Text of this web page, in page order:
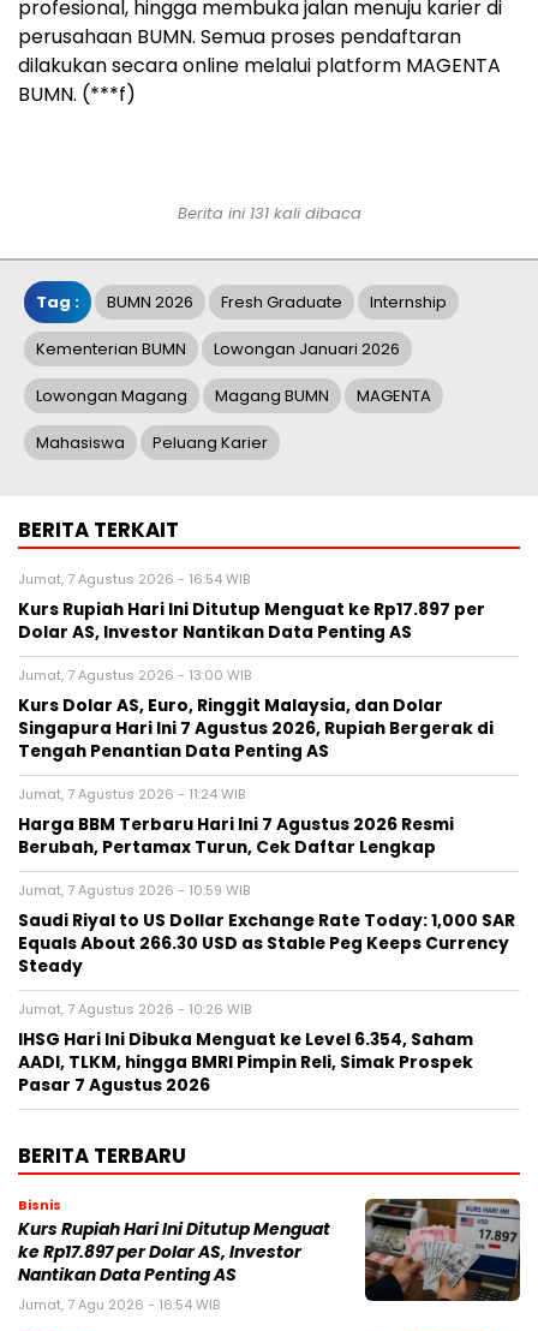
profesional, hingga membuka jalan menuju karier di
perusahaan BUMN. Semua proses pendaftaran
dilakukan secara online melalui platform MAGENTA
BUMN. (***f)
Berita ini 131 kali dibaca
Tag : BUMN 2026 Fresh Graduate Internship
Kementerian BUMN Lowongan Januari 2026
Lowongan Magang Magang BUMN MAGENTA
Mahasiswa Peluang Karier
BERITA TERKAIT
Jumat, 7 Agustus 2026 - 16:54 WIB
Kurs Rupiah Hari Ini Ditutup Menguat ke Rp17.897 per
Dolar AS, Investor Nantikan Data Penting AS
Jumat, 7 Agustus 2026 - 13:00 WIB
Kurs Dolar AS, Euro, Ringgit Malaysia, dan Dolar
Singapura Hari Ini 7 Agustus 2026, Rupiah Bergerak di
Tengah Penantian Data Penting AS
Jumat, 7 Agustus 2026 - 11:24 WIB
Harga BBM Terbaru Hari Ini 7 Agustus 2026 Resmi
Berubah, Pertamax Turun, Cek Daftar Lengkap
Jumat, 7 Agustus 2026 - 10:59 WIB
Saudi Riyal to US Dollar Exchange Rate Today: 1,000 SAR
Equals About 266.30 USD as Stable Peg Keeps Currency
Steady
Jumat, 7 Agustus 2026 - 10:26 WIB
IHSG Hari Ini Dibuka Menguat ke Level 6.354, Saham
AADI, TLKM, hingga BMRI Pimpin Reli, Simak Prospek
Pasar 7 Agustus 2026
BERITA TERBARU
Bisnis
Kurs Rupiah Hari Ini Ditutup Menguat
ke Rp17.897 per Dolar AS, Investor
Nantikan Data Penting AS
Jumat, 7 Agu 2026 - 16:54 WIB